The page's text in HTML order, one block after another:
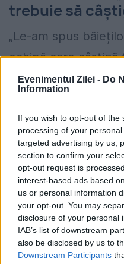
Evenimentul Zilei - Do
Information
If you wish to opt-out of
processing of your
targeted advertising by us,
section to confirm your
opt-out request is
interest-based ads based
us or personal information
your opt-out. You may
disclosure of your personal
IAB’s list of downstream
also be disclosed by us to
Downstream Participants
trebuie să
„Le-am spus
echipă care
câștigat din 2007.
au bază sportivă,
că îi văd să se
Cupă. Au și
a transmis Dan
România, în
în energie:
poate de